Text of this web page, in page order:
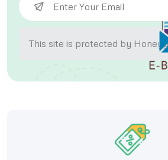
This site is protected by